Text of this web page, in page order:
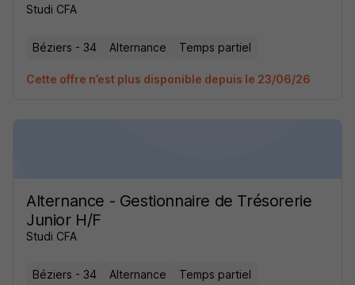
Studi CFA
Béziers - 34 Alternance Temps partiel
Cette offre n’est plus disponible depuis le 23/06/26
Alternance - Gestionnaire de Trésorerie
Junior H/F
Studi CFA
Béziers - 34 Alternance Temps partiel